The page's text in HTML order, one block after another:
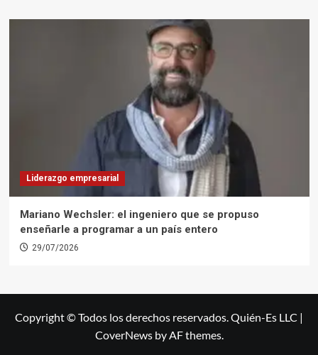
Liderazgo empresarial
Mariano Wechsler: el ingeniero que se propuso
enseñarle a programar a un país entero
29/07/2026
Copyright © Todos los derechos reservados. Quién-Es LLC |
CoverNewsby AF themes.